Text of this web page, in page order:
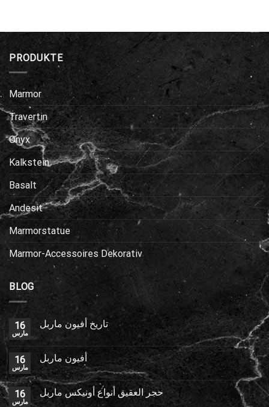
PRODUKTE
Marmor
Travertin
Onyx
Kalkstein
Basalt
Andesit
Marmorstatue
Marmor-Accessoires Dekorativ
BLOG
16
مارس
تاريخ أفيون ماربل
16
مارس
أفيون ماربل
16
مارس
حجر العقيق أنواع أونيكس ماربل